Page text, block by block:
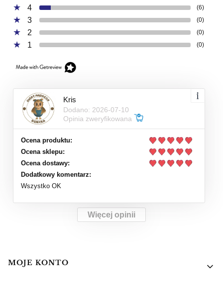
4 (6)
3 (0)
2 (0)
1 (0)
Kris
Dodano: 2026-07-10
Opinia zweryfikowana
Ocena produktu:
Ocena sklepu:
Ocena dostawy:
Dodatkowy komentarz:
Wszystko OK
Więcej opinii
Linki w stopce
MOJE KONTO